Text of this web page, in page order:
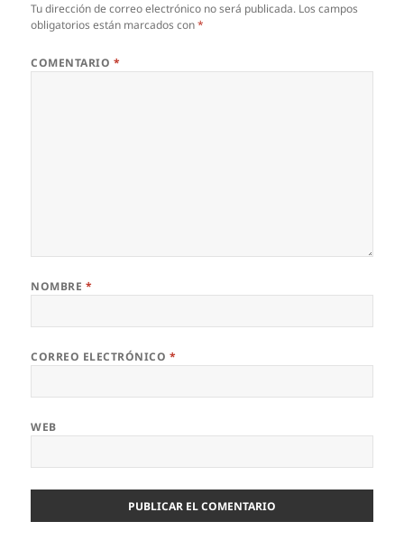
Tu dirección de correo electrónico no será publicada. Los campos
obligatorios están marcados con*
COMENTARIO *
NOMBRE *
CORREO ELECTRÓNICO *
WEB